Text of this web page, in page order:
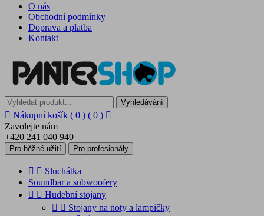
O nás
Obchodní podmínky
Doprava a platba
Kontakt
Vyhledávání
 Nákupní košík ( 0 ) ( 0 ) 
Zavolejte nám
+420 241 040 940
Pro běžné užití Pro profesionály
  Sluchátka
Soundbar a subwoofery
  Hudební stojany
  Stojany na noty a lampičky